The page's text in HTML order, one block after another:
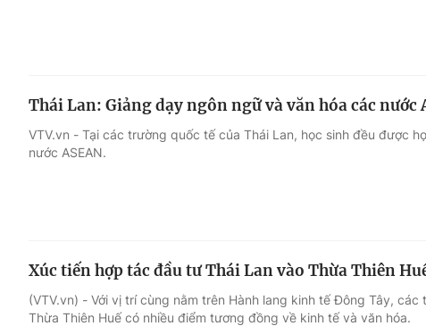
Thái Lan: Giảng dạy ngôn ngữ và văn hóa các nước
VTV.vn - Tại các trường quốc tế của Thái Lan, học sinh đều được
nước ASEAN.
Xúc tiến hợp tác đầu tư Thái Lan vào Thừa Thiên
(VTV.vn) - Với vị trí cùng nằm trên Hành lang kinh tế Đông Tây,
Thừa Thiên Huế có nhiều điểm tương đồng về kinh tế và văn hóa.